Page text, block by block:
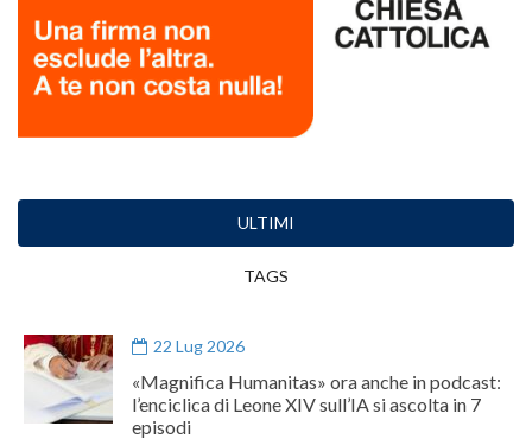
ULTIMI
TAGS
22 Lug 2026
«Magnifica Humanitas» ora anche in podcast:
l’enciclica di Leone XIV sull’IA si ascolta in 7
episodi